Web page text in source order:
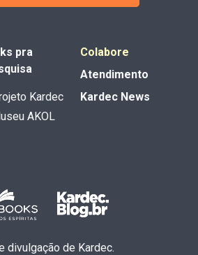
pra
Kardec
AKOL
Colabore
Atendimento
Kardec News
divulgação de Kardec.